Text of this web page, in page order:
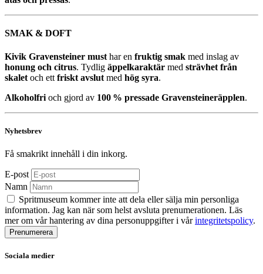
SMAK & DOFT
Kivik Gravensteiner must har en fruktig smak med inslag av
honung och citrus. Tydlig äppelkaraktär med strävhet från
skalet och ett friskt avslut med hög syra.
Alkoholfri och gjord av 100 % pressade Gravensteineräpplen.
Nyhetsbrev
Få smakrikt innehåll i din inkorg.
E-post
Namn
Spritmuseum kommer inte att dela eller sälja min personliga
information. Jag kan när som helst avsluta prenumerationen. Läs
mer om vår hantering av dina personuppgifter i vårintegritetspolicy.
Sociala medier